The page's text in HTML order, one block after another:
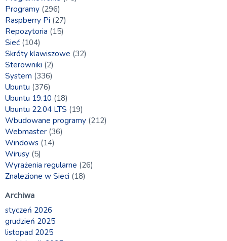
Programy (296)
Raspberry Pi (27)
Repozytoria (15)
Sieć (104)
Skróty klawiszowe (32)
Sterowniki (2)
System (336)
Ubuntu (376)
Ubuntu 19.10 (18)
Ubuntu 22.04 LTS (19)
Wbudowane programy (212)
Webmaster (36)
Windows (14)
Wirusy (5)
Wyrażenia regularne (26)
Znalezione w Sieci (18)
Archiwa
styczeń 2026
grudzień 2025
listopad 2025